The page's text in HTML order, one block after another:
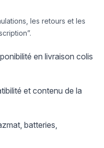
les retours et les
en livraison colis
et contenu de la
batteries,